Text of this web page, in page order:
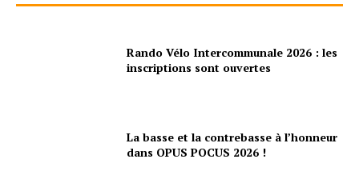
Rando Vélo Intercommunale 2026 : les
inscriptions sont ouvertes
La basse et la contrebasse à l’honneur
dans OPUS POCUS 2026 !